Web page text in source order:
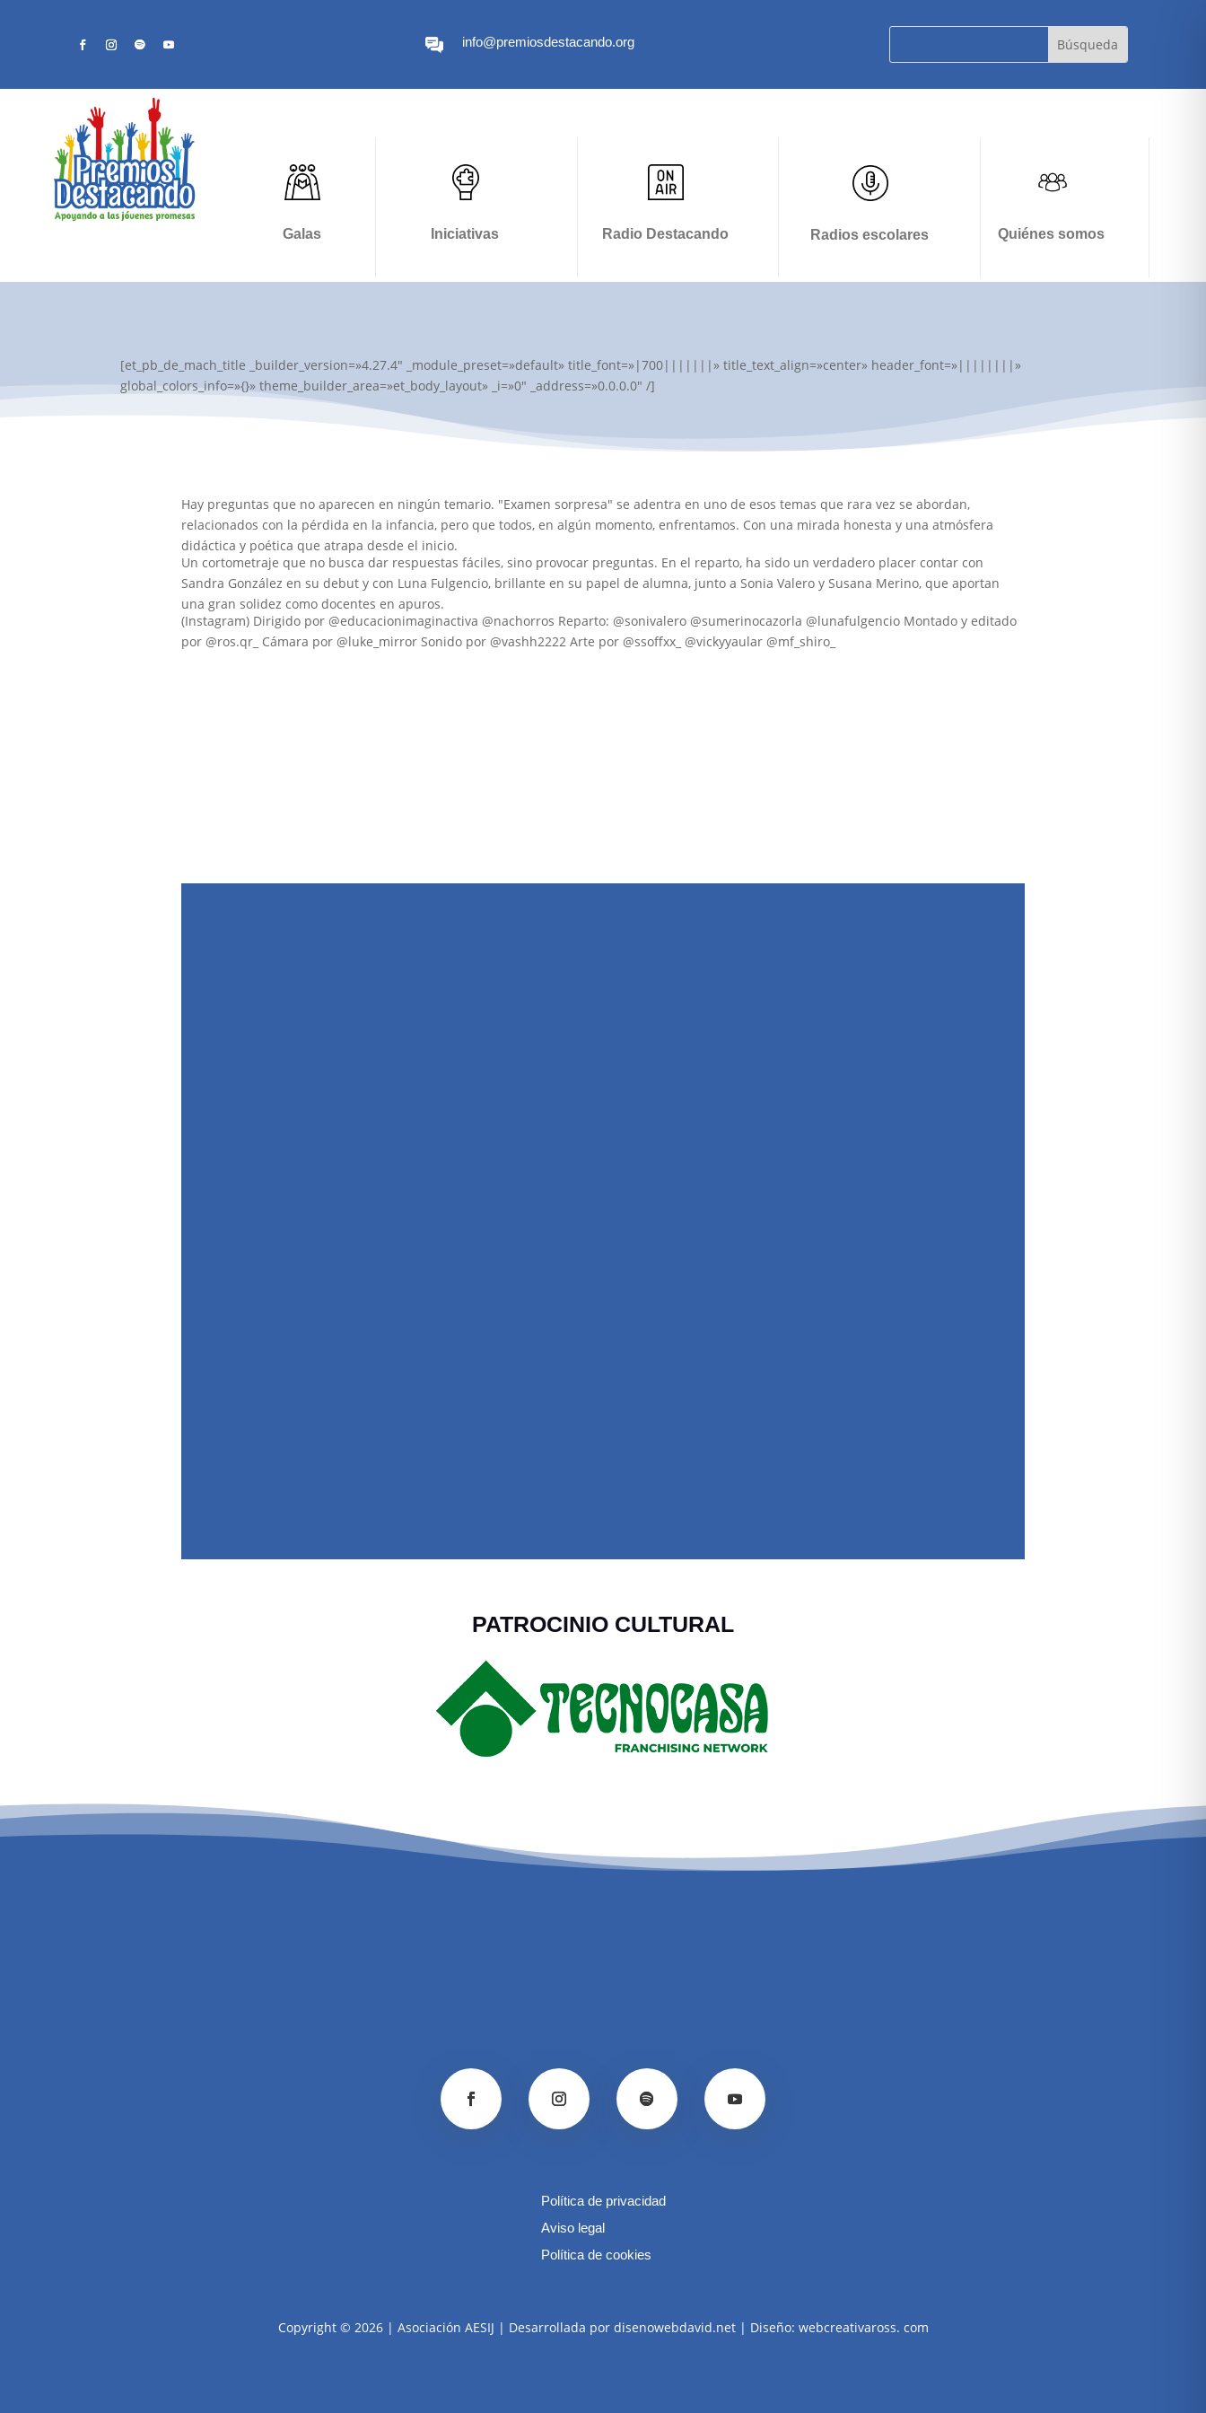
info@premiosdestacando.org
Galas Iniciativas Radio Destacando Radios escolares Quiénes somos
[et_pb_de_mach_title _builder_version=»4.27.4″ _module_preset=»default» title_font=»|700|||||||» title_text_align=»center» header_font=»||||||||»
global_colors_info=»{}» theme_builder_area=»et_body_layout» _i=»0″ _address=»0.0.0.0″ /]
Hay preguntas que no aparecen en ningún temario. "Examen sorpresa" se adentra en uno de esos temas que rara vez se abordan,
relacionados con la pérdida en la infancia, pero que todos, en algún momento, enfrentamos. Con una mirada honesta y una atmósfera
didáctica y poética que atrapa desde el inicio.
Un cortometraje que no busca dar respuestas fáciles, sino provocar preguntas. En el reparto, ha sido un verdadero placer contar con
Sandra González en su debut y con Luna Fulgencio, brillante en su papel de alumna, junto a Sonia Valero y Susana Merino, que aportan
una gran solidez como docentes en apuros.
(Instagram) Dirigido por @educacionimaginactiva ‪@nachorros‬ Reparto: @sonivalero @sumerinocazorla @lunafulgencio Montado y editado
por @ros.qr_ Cámara por @luke_mirror Sonido por @vashh2222 Arte por @ssoffxx_ @vickyyaular @mf_shiro_
PATROCINIO CULTURAL
Política de privacidad
Aviso legal
Política de cookies
Copyright © 2026 | Asociación AESIJ | Desarrollada por disenowebdavid.net | Diseño: webcreativaross. com